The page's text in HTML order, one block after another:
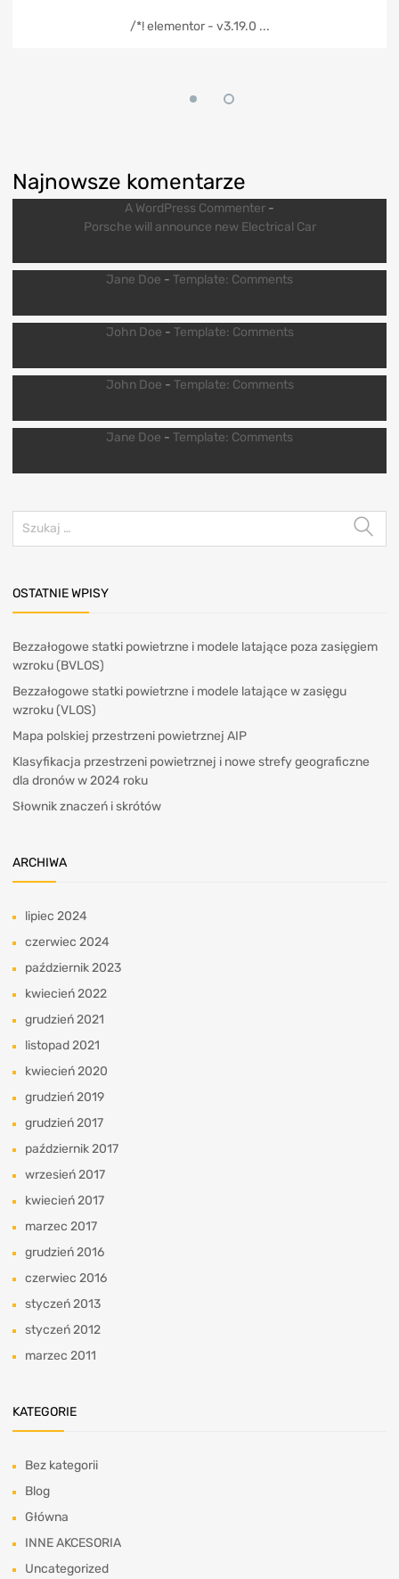
/*! elementor - v3.19.0 ...
Najnowsze komentarze
A WordPress Commenter -
Porsche will announce new Electrical Car
Jane Doe - Template: Comments
John Doe - Template: Comments
John Doe - Template: Comments
Jane Doe - Template: Comments
OSTATNIE WPISY
Bezzałogowe statki powietrzne i modele latające poza zasięgiem
wzroku (BVLOS)
Bezzałogowe statki powietrzne i modele latające w zasięgu
wzroku (VLOS)
Mapa polskiej przestrzeni powietrznej AIP
Klasyfikacja przestrzeni powietrznej i nowe strefy geograficzne
dla dronów w 2024 roku
Słownik znaczeń i skrótów
ARCHIWA
lipiec 2024
czerwiec 2024
październik 2023
kwiecień 2022
grudzień 2021
listopad 2021
kwiecień 2020
grudzień 2019
grudzień 2017
październik 2017
wrzesień 2017
kwiecień 2017
marzec 2017
grudzień 2016
czerwiec 2016
styczeń 2013
styczeń 2012
marzec 2011
KATEGORIE
Bez kategorii
Blog
Główna
INNE AKCESORIA
Uncategorized